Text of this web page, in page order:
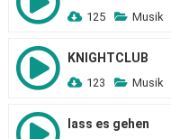
125 Musik
KNIGHTCLUB
123 Musik
lass es gehen